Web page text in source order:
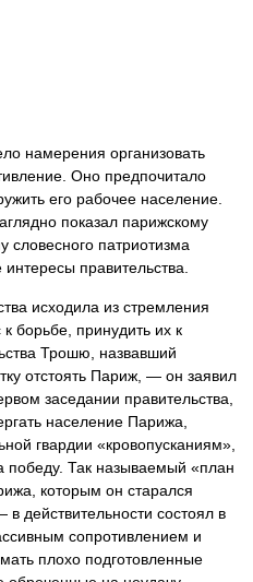
намерения организовать
Оно предпочитало
его рабочее население.
показал парижскому
словесного патриотизма
правительства.
исходила из стремления
борьбе, принудить их к
Трошю, назвавший
отстоять Париж, — он заявил
заседании правительства,
население Парижа,
гвардии «кровопусканиям»,
победу. Так называемый «план
которым он старался
действительности состоял в
сопротивлением и
плохо подготовленные